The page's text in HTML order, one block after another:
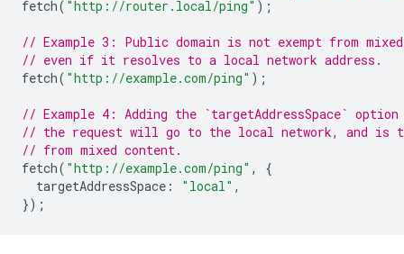
fetch( "http://router.local/ping" );
// Example 3: Public domain is not exempt from
// even if it resolves to a local network address.
fetch( "http://example.com/ping" );
// Example 4: Adding the `targetAddressSpace`
// the request will go to the local network, and is
// from mixed content.
fetch( "http://example.com/ping" ,
{
targetAddressSpace : "local" ,
});